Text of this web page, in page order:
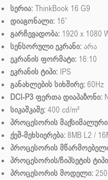
სერია:ThinkBook 16 G9
დიაგონალი: 16”
გარჩევადობა: 1920 x 1080
სენსორული ეკრანი:არა
ეკრანის ფორმატი: 16:10
ეკრანის ტიპი: IPS
განახლების სიხშირე:60Hz
DCI-P3 ფერთა დიაპაზონი:
სიკაშკაშე:400 cd/m²
პროცესორის მაქსიმალური
ქეშ-მეხსიერება:8MB L2 /
პროცესორის
პროცესორის/ჩიპსეტის
პროცესორის მოდელი:250